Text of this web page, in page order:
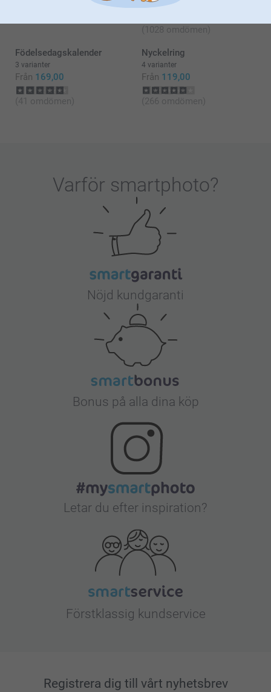
Från 49,00
(1028 omdömen)
Födelsedagskalender
3 varianter
Från 169,00
(41 omdömen)
Nyckelring
4 varianter
Från 119,00
(266 omdömen)
Varför smartphoto?
Nöjd kundgaranti
Bonus på alla dina köp
Letar du efter inspiration?
Förstklassig kundservice
Registrera dig till vårt nyhetsbrev